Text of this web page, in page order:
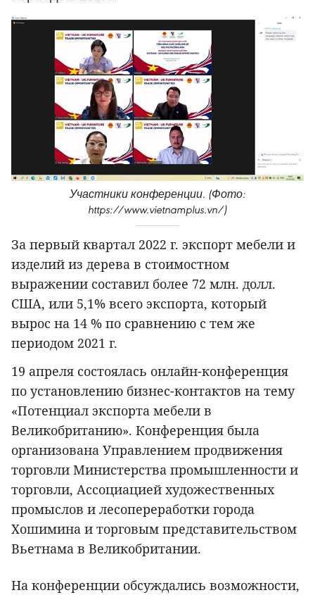
Участники конференции. (Фото:
https://www.vietnamplus.vn/)
За первый квартал 2022 г. экспорт мебели и
изделий из дерева в стоимостном
выражении составил более 72 млн. долл.
США, или 5,1% всего экспорта, который
вырос на 14 % по сравнению с тем же
периодом 2021 г.
19 апреля состоялась онлайн-конференция
по установлению бизнес-контактов на тему
«Потенциал экспорта мебели в
Великобританию». Конференция была
организована Управлением продвижения
торговли Министерства промышленности и
торговли, Ассоциацией художественных
промыслов и лесопереработки города
Хошимина и торговым представительством
Вьетнама в Великобритании.
На конференции обсуждались возможности,